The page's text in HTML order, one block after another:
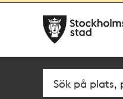
navigationen
huvudinnehållet
Fritextsök